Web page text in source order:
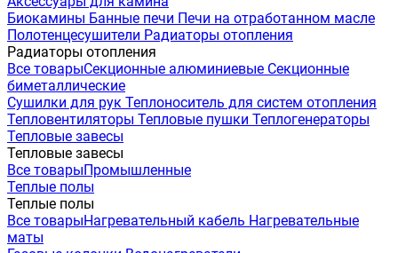
Биокамины Банные печи Печи на отработанном масле
Полотенцесушители Радиаторы отопления
Радиаторы отопления
Все товарыСекционные алюминиевые Секционные
биметаллические
Сушилки для рук Теплоноситель для систем отопления
Тепловентиляторы Тепловые пушки Теплогенераторы
Тепловые завесы
Тепловые завесы
Все товарыПромышленные
Теплые полы
Теплые полы
Все товарыНагревательный кабель Нагревательные
маты